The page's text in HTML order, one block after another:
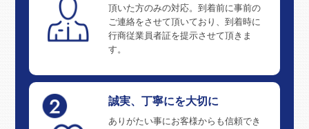
頂いた方のみの対応。到着前に事前の
ご連絡をさせて頂いており、到着時に
行商従業員者証を提示させて頂きま
す。
誠実、丁寧にを大切に
ありがたい事にお客様からも信頼でき